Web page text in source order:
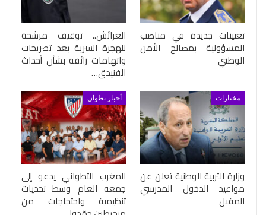
تعيينات جديدة في مناصب
المسؤولية بمصالح الأمن
الوطني
العرائش.. توقيف مرشحة
للهجرة السرية بعد تصريحات
واتهامات زائفة بشأن أحداث
الفنيدق…
مختارات
وزارة التربية الوطنية تعلن عن
مواعيد الدخول المدرسي
المقبل
أخبار تطوان
المغرب التطواني يدعو إلى
جمعه العام وسط تحديات
تنظيمية واحتجاجات من